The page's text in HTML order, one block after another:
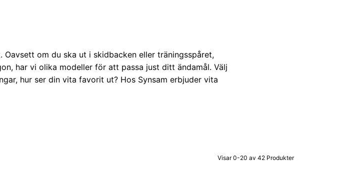
om du ska ut i skidbacken eller träningsspåret,
har vi olika modeller för att passa just ditt ändamål. Välj
hur ser din vita favorit ut? Hos Synsam erbjuder vita
Visar 0-20 av 42 Produkter